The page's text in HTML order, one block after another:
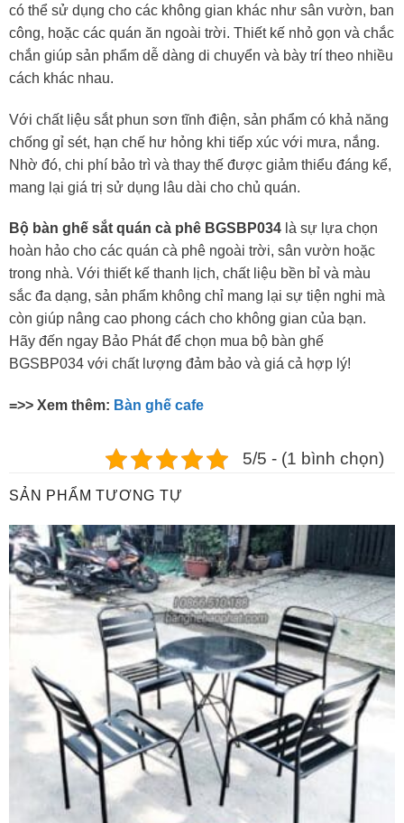
có thể sử dụng cho các không gian khác như sân vườn, ban
công, hoặc các quán ăn ngoài trời. Thiết kế nhỏ gọn và chắc
chắn giúp sản phẩm dễ dàng di chuyển và bày trí theo nhiều
cách khác nhau.
Với chất liệu sắt phun sơn tĩnh điện, sản phẩm có khả năng
chống gỉ sét, hạn chế hư hỏng khi tiếp xúc với mưa, nắng.
Nhờ đó, chi phí bảo trì và thay thế được giảm thiểu đáng kể,
mang lại giá trị sử dụng lâu dài cho chủ quán.
Bộ bàn ghế sắt quán cà phê BGSBP034 là sự lựa chọn
hoàn hảo cho các quán cà phê ngoài trời, sân vườn hoặc
trong nhà. Với thiết kế thanh lịch, chất liệu bền bỉ và màu
sắc đa dạng, sản phẩm không chỉ mang lại sự tiện nghi mà
còn giúp nâng cao phong cách cho không gian của bạn.
Hãy đến ngay Bảo Phát để chọn mua bộ bàn ghế
BGSBP034 với chất lượng đảm bảo và giá cả hợp lý!
=>> Xem thêm: Bàn ghế cafe
5/5 - (1 bình chọn)
SẢN PHẨM TƯƠNG TỰ